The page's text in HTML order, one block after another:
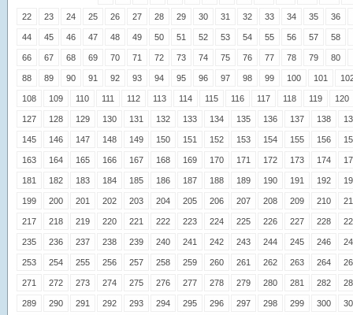
22 23 24 25 26 27 28 29 30 31 32 33 34 35 36
44 45 46 47 48 49 50 51 52 53 54 55 56 57 58
66 67 68 69 70 71 72 73 74 75 76 77 78 79 80
88 89 90 91 92 93 94 95 96 97 98 99 100 101
108 109 110 111 112 113 114 115 116 117 118 119 120
127 128 129 130 131 132 133 134 135 136 137 138
145 146 147 148 149 150 151 152 153 154 155 156
163 164 165 166 167 168 169 170 171 172 173 174
181 182 183 184 185 186 187 188 189 190 191 192
199 200 201 202 203 204 205 206 207 208 209 210
217 218 219 220 221 222 223 224 225 226 227 228
235 236 237 238 239 240 241 242 243 244 245 246
253 254 255 256 257 258 259 260 261 262 263 264
271 272 273 274 275 276 277 278 279 280 281 282
289 290 291 292 293 294 295 296 297 298 299 300